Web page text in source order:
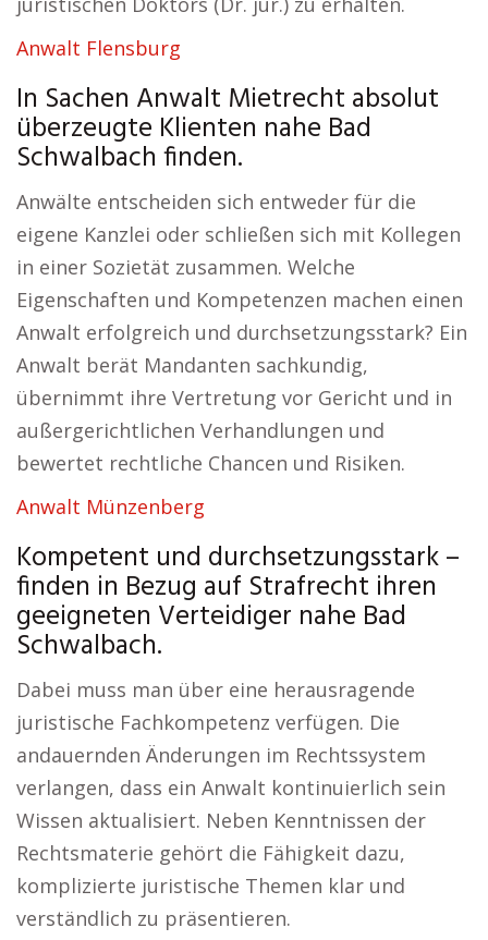
Anwalt Flensburg
In Sachen Anwalt Mietrecht absolut
überzeugte Klienten nahe Bad
Schwalbach finden.
Anwälte entscheiden sich entweder für die
eigene Kanzlei oder schließen sich mit Kollegen
in einer Sozietät zusammen. Welche
Eigenschaften und Kompetenzen machen einen
Anwalt erfolgreich und durchsetzungsstark? Ein
Anwalt berät Mandanten sachkundig,
übernimmt ihre Vertretung vor Gericht und in
außergerichtlichen Verhandlungen und
bewertet rechtliche Chancen und Risiken.
Anwalt Münzenberg
Kompetent und durchsetzungsstark –
finden in Bezug auf Strafrecht ihren
geeigneten Verteidiger nahe Bad
Schwalbach.
Dabei muss man über eine herausragende
juristische Fachkompetenz verfügen. Die
andauernden Änderungen im Rechtssystem
verlangen, dass ein Anwalt kontinuierlich sein
Wissen aktualisiert. Neben Kenntnissen der
Rechtsmaterie gehört die Fähigkeit dazu,
komplizierte juristische Themen klar und
verständlich zu präsentieren.